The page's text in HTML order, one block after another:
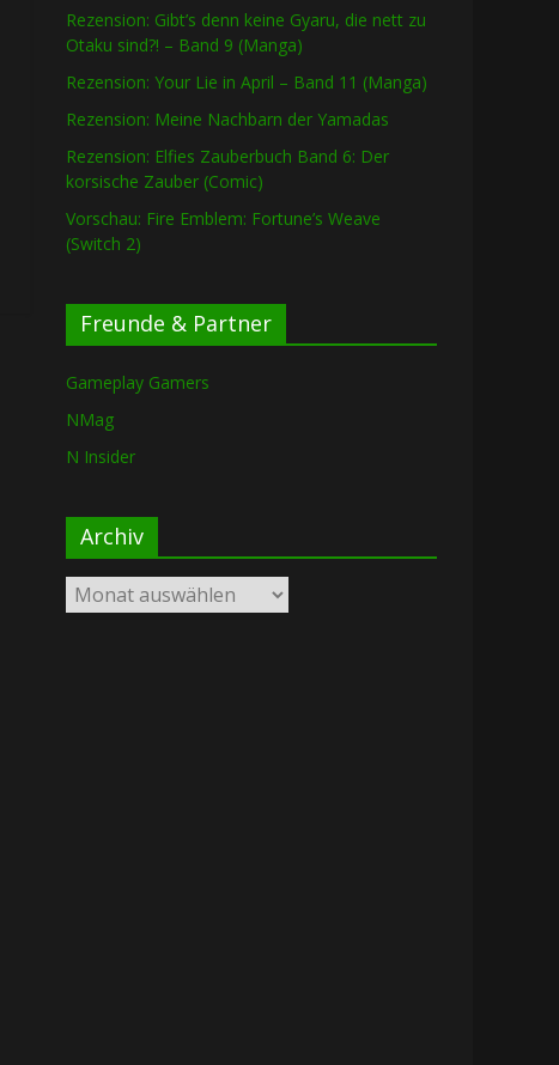
Rezension: Gibt’s denn keine Gyaru, die nett zu
Otaku sind?! – Band 9 (Manga)
Rezension: Your Lie in April – Band 11 (Manga)
Rezension: Meine Nachbarn der Yamadas
Rezension: Elfies Zauberbuch Band 6: Der
korsische Zauber (Comic)
Vorschau: Fire Emblem: Fortune’s Weave
(Switch 2)
Freunde & Partner
Gameplay Gamers
NMag
N Insider
Archiv
Archiv